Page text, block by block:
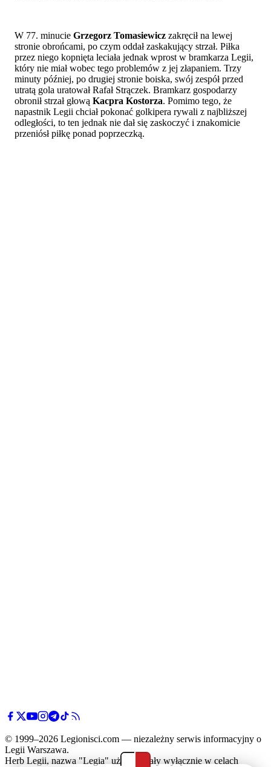
W 77. minucie Grzegorz Tomasiewicz zakręcił na lewej
stronie obrońcami, po czym oddał zaskakujący strzał. Piłka
przez niego kopnięta leciała jednak wprost w bramkarza Legii,
który nie miał wobec tego problemów z jej złapaniem. Trzy
minuty później, po drugiej stronie boiska, swój zespół przed
utratą gola uratował Rafał Strączek. Bramkarz gospodarzy
obronił strzał głową Kacpra Kostorza. Pomimo tego, że
napastnik Legii chciał pokonać golkipera rywali z najbliższej
odległości, to ten jednak nie dał się zaskoczyć i znakomicie
przeniósł piłkę ponad poprzeczką.
© 1999–2026 Legionisci.com — niezależny serwis informacyjny o
Legii Warszawa.
Herb Legii, nazwa "Legia" użyte zostały wyłącznie w celach